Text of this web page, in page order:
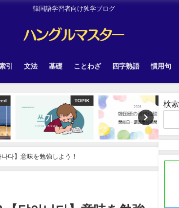
韓国語学習者向け独学ブログ
引 文法 基礎 ことわざ 四字熟語 慣用句
Other
다】意味を勉強しよう！
検索